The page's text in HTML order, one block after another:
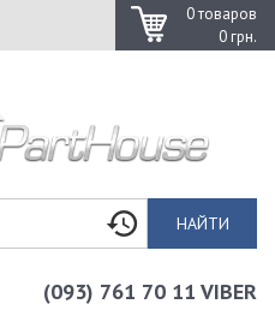
0 товаров
0 грн.
НАЙТИ
(093) 761 70 11 VIBER